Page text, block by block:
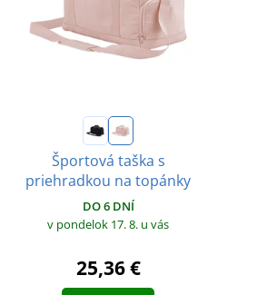
Športová taška s
priehradkou na topánky
DO 6 DNÍ
v pondelok 17. 8. u vás
25,36 €